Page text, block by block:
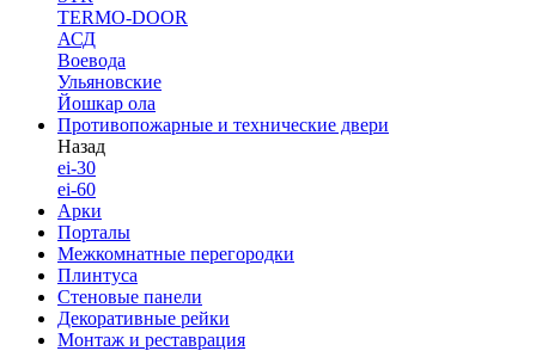
TERMO-DOOR
АСД
Воевода
Ульяновские
Йошкар ола
Противопожарные и технические двери
Назад
ei-30
ei-60
Арки
Порталы
Межкомнатные перегородки
Плинтуса
Стеновые панели
Декоративные рейки
Монтаж и реставрация